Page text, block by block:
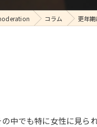
コラム 更年
中でも特に女性に見ら